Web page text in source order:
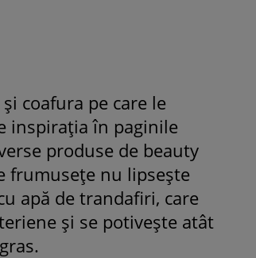
coafura pe care le
inspirația în paginile
produse de beauty
frumusețe nu lipsește
apă de trandafiri, care
și se potivește atât